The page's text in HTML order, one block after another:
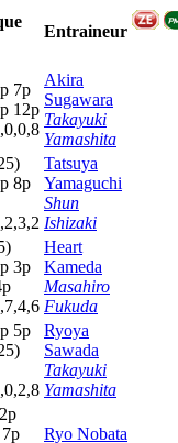
Entraineur
p 7p
12p
Akira
Sugawara
Takayuki
Yamashita
8p
Tatsuya
Yamaguchi
Shun
Ishizaki
p 3p
p
Heart
Kameda
Masahiro
Fukuda
p 5p
Ryoya
Sawada
Takayuki
Yamashita
2p
7p
Ryo Nobata